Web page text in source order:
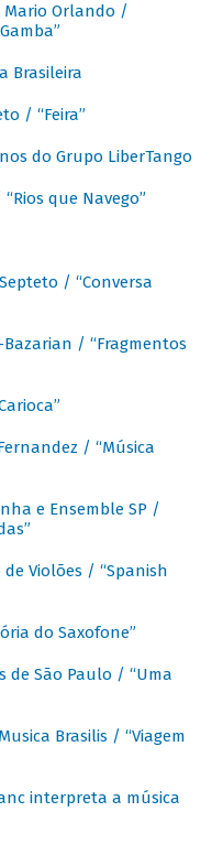
Mario Orlando /
Brasileira
/ “Feira”
do Grupo LiberTango
que Navego”
/ “Conversa
Bazarian / “Fragmentos
/ “Música
e Ensemble SP /
Violões / “Spanish
do Saxofone”
de São Paulo / “Uma
Brasilis / “Viagem
interpreta a música